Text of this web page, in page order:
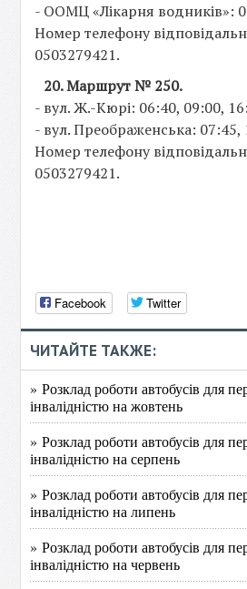
- ООМЦ «Лікарня водників»:
Номер телефону
0503279421.
20. Маршрут № 250.
- вул. Ж.-Кюрі: 06:40, 09:00,
- вул. Преображенська: 07:45,
Номер телефону
0503279421.
Facebook Twitter
ЧИТАЙТЕ ТАКЖЕ:
» Розклад роботи автобусів для
інвалідністю на жовтень
» Розклад роботи автобусів для
інвалідністю на серпень
» Розклад роботи автобусів для
інвалідністю на липень
» Розклад роботи автобусів для
інвалідністю на червень